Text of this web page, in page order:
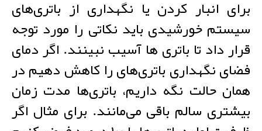
برای انبار کردن یا نگهداری از باتری‌های
سیستم خورشیدی باید نکاتی را مورد توجه
قرار داد تا باتری ها آسیب نبینند. اگر دمای
فضای نگهداری باتری‌های را کاهش دهیم در
همان حالت نگه داریم، باتری‌ها مدت زمان
بیشتری سالم باقی می‌مانند. برای مثال اگر